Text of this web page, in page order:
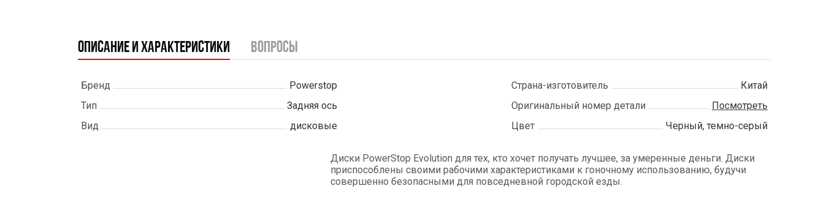
Описание и характеристики вопросы
Бренд
Powerstop
Тип
Задняя ось
Вид
дисковые
Страна-изготовитель
Китай
Оригинальный номер детали
Посмотреть
Цвет
Черный, темно-серый
Диски PowerStop Evolution для тех, кто хочет получать лучшее, за умеренные деньги. Диски
приспособлены своими рабочими характеристиками к гоночному использованию, будучи
совершенно безопасными для повседневной городской езды.